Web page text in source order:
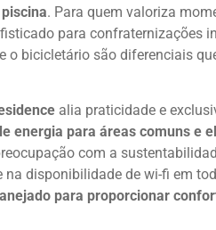
. Para quem valoriza
para confraternizações
o bicicletário são diferenciais
alia praticidade e
energia para áreas comuns e
com a
disponibilidade de wi-fi em
para proporcionar